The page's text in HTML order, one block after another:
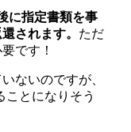
に指定書類を事
されます。 ただ
です！
ないのですが、
ことになりそう